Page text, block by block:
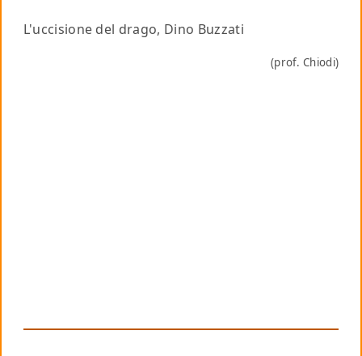
L'uccisione del drago, Dino Buzzati
(prof. Chiodi)